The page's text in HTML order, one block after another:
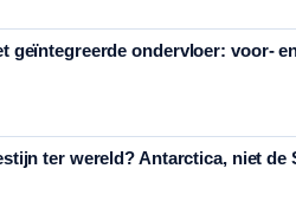
geïntegreerde ondervloer: voor-
ter wereld? Antarctica, niet de